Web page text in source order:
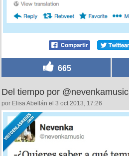
665
Del tiempo por @nevenkamusic
por Elisa Abellán el 3 oct 2013, 17:26